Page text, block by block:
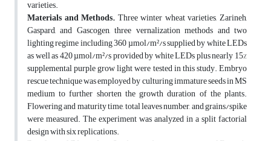
varieties.
Materials and Methods.Three winter wheat varieties, Zarineh,
Gaspard, and Gascogen, three vernalization methods and two
lighting regime including 360 µmol/m²/s supplied by white LEDs
as well as 420 µmol/m²/s provided by white LEDs plus nearly 15%
supplemental purple grow light were tested in this study. Embryo
rescue technique was employed by culturing immature seeds in MS
medium to further shorten the growth duration of the plants.
Flowering and maturity time, total leaves number, and grains/spike
were measured. The experiment was analyzed in a split factorial
design with six replications.